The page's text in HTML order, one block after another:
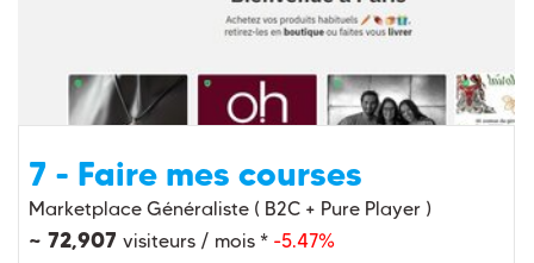
7 - Faire mes courses
Marketplace Généraliste ( B2C + Pure Player )
~ 72,907 visiteurs / mois * -5.47%